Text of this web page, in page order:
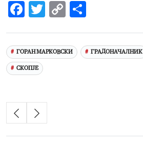
Facebook
Twitter
Copy
ГОРАН МАРКОВСКИ ГРАДОНАЧАЛНИК
СКОПЈЕ